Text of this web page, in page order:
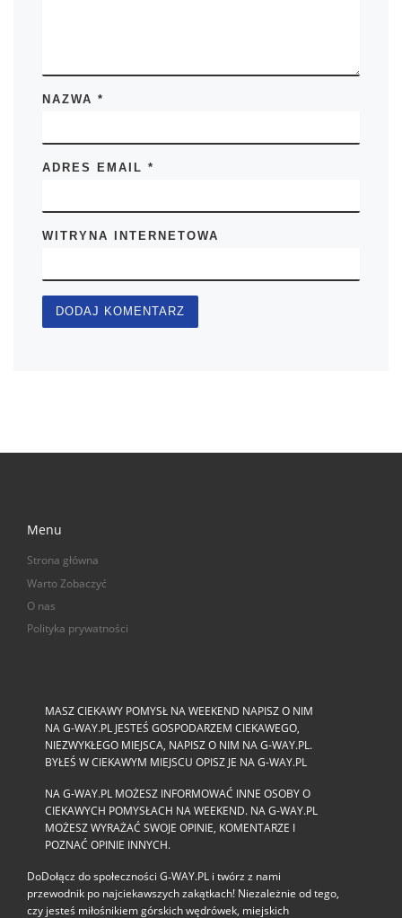
NAZWA*
ADRES EMAIL*
WITRYNA INTERNETOWA
Menu
Strona główna
Warto Zobaczyć
O nas
Polityka prywatności
MASZ CIEKAWY POMYSŁ NA WEEKEND NAPISZ O NIM
NA G-WAY.PL JESTEŚ GOSPODARZEM CIEKAWEGO,
NIEZWYKŁEGO MIEJSCA, NAPISZ O NIM NA G-WAY.PL.
BYŁEŚ W CIEKAWYM MIEJSCU OPISZ JE NA G-WAY.PL
NA G-WAY.PL MOŻESZ INFORMOWAĆ INNE OSOBY O
CIEKAWYCH POMYSŁACH NA WEEKEND. NA G-WAY.PL
MOŻESZ WYRAŻAĆ SWOJE OPINIE, KOMENTARZE I
POZNAĆ OPINIE INNYCH.
DoDołącz do społeczności G‑WAY.PL i twórz z nami
przewodnik po najciekawszych zakątkach! Niezależnie od tego,
czy jesteś miłośnikiem górskich wędrówek, miejskich